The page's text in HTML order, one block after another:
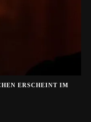
ERSCHEINT IM